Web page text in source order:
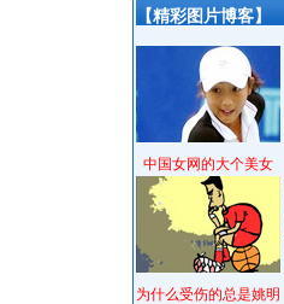
【精彩图片博客】
中国女网的大个美女
为什么受伤的总是姚明